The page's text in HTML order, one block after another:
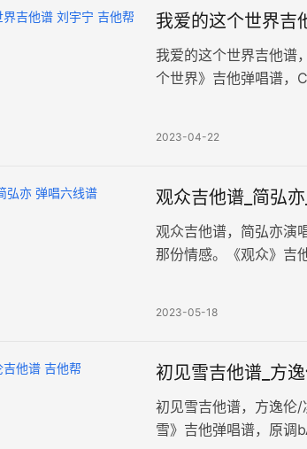
我爱的这个世界吉
我爱的这个世界吉他谱
个世界》吉他弹唱谱，
2023-04-22
观众吉他谱_简弘
观众吉他谱，简弘亦演
那份情感。《观众》吉
2023-05-18
初见雪吉他谱_方
初见雪吉他谱，方逸伦
雪》吉他弹唱谱，原调